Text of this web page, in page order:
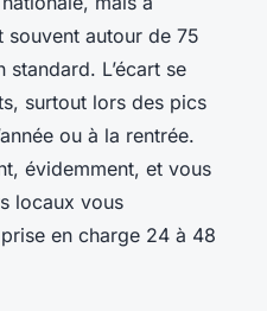
souvent autour de 75
L’écart se
surtout lors des pics
ou à la rentrée.
évidemment, et vous
locaux vous
en charge 24 à 48